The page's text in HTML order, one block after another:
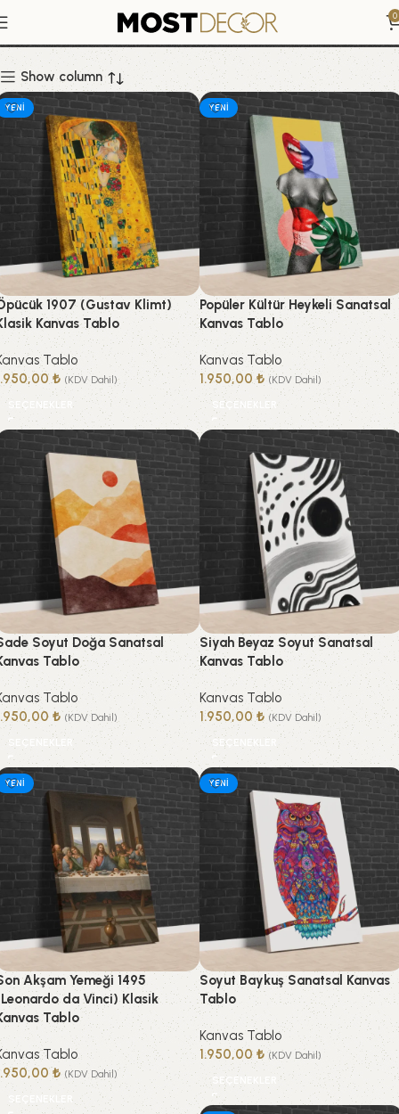
0
Kanvas Tablo
Show column
YENI
1907 (Gustav Klimt)
Kanvas Tablo
Tablo
₺ (KDV Dahil)
SEÇENEKLER
YENI
Popüler Kültür Heykeli Sanatsal
Kanvas Tablo
Kanvas Tablo
1.950,00₺ (KDV Dahil)
SEÇENEKLER
Soyut Doğa Sanatsal
Tablo
Tablo
₺ (KDV Dahil)
SEÇENEKLER
Siyah Beyaz Soyut Sanatsal
Kanvas Tablo
Kanvas Tablo
1.950,00 ₺ (KDV Dahil)
SEÇENEKLER
YENI
Akşam Yemeği 1495
da Vinci) Klasik
Tablo
Tablo
₺ (KDV Dahil)
SEÇENEKLER
YENI
Soyut Baykuş Sanatsal Kanvas
Tablo
Kanvas Tablo
1.950,00 ₺ (KDV Dahil)
SEÇENEKLER